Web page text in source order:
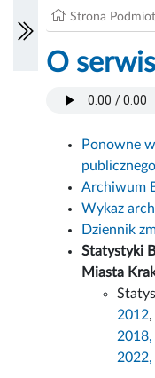
Strona
O
Ponowne
publicznego
Archiwum
Wykaz
Dziennik
Statystyki
Miasta
2012,
2018,
2022,